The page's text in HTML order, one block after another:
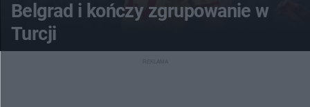
Belgrad i kończy zgrupowanie w
Turcji